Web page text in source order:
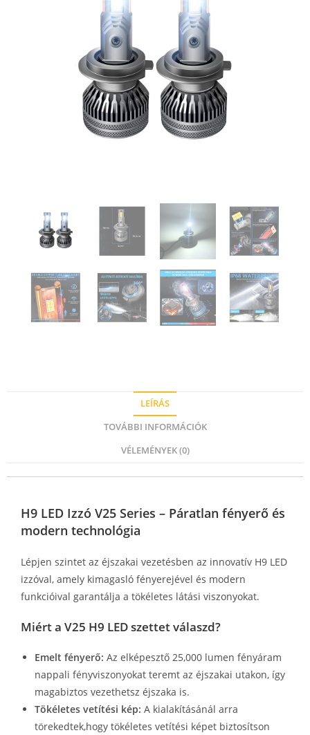
LEÍRÁS
TOVÁBBI INFORMÁCIÓK
VÉLEMÉNYEK (0)
H9 LED Izzó V25 Series – Páratlan fényerő és
modern technológia
Lépjen szintet az éjszakai vezetésben az innovatív H9 LED
izzóval, amely kimagasló fényerejével és modern
funkcióival garantálja a tökéletes látási viszonyokat.
Miért a V25 H9 LED szettet válaszd?
Emelt fényerő: Az elképesztő 25,000 lumen fényáram
nappali fényviszonyokat teremt az éjszakai utakon, így
magabiztos vezethetsz éjszaka is.
Tökéletes vetítési kép: A kialakításánál arra
törekedtek,hogy tökéletes vetítési képet biztosítson